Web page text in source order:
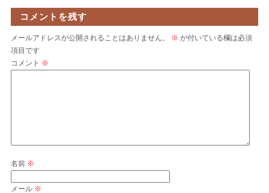
コメントを残す
メールアドレスが公開されることはありません。 ※ が付いている欄は必須
項目です
コメント ※
名前 ※
メール ※